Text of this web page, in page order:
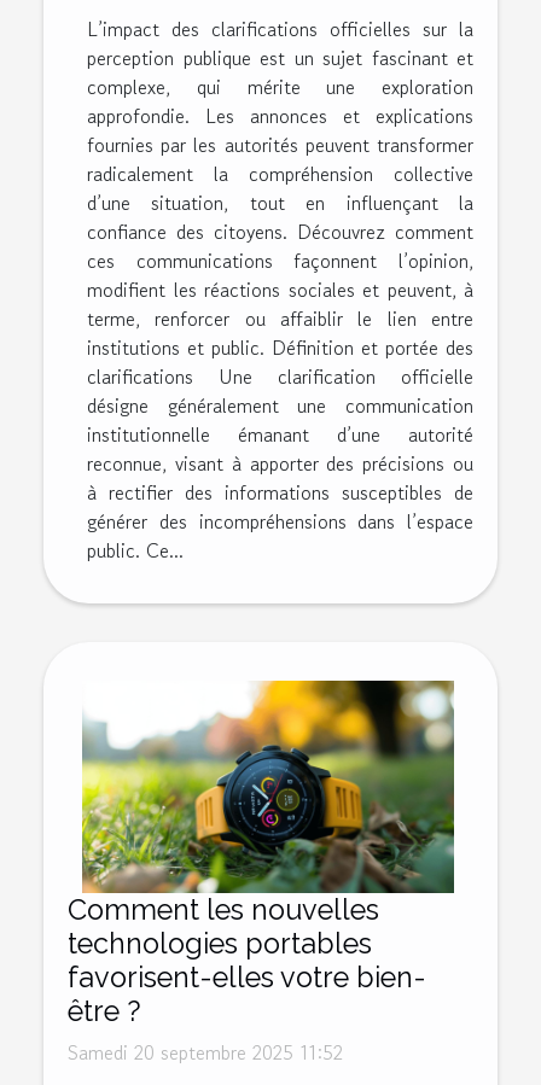
L’impact des clarifications officielles sur la
perception publique est un sujet fascinant et
complexe, qui mérite une exploration
approfondie. Les annonces et explications
fournies par les autorités peuvent transformer
radicalement la compréhension collective
d’une situation, tout en influençant la
confiance des citoyens. Découvrez comment
ces communications façonnent l’opinion,
modifient les réactions sociales et peuvent, à
terme, renforcer ou affaiblir le lien entre
institutions et public. Définition et portée des
clarifications Une clarification officielle
désigne généralement une communication
institutionnelle émanant d’une autorité
reconnue, visant à apporter des précisions ou
à rectifier des informations susceptibles de
générer des incompréhensions dans l’espace
public. Ce...
Comment les nouvelles
technologies portables
favorisent-elles votre bien-
être ?
Samedi 20 septembre 2025 11:52